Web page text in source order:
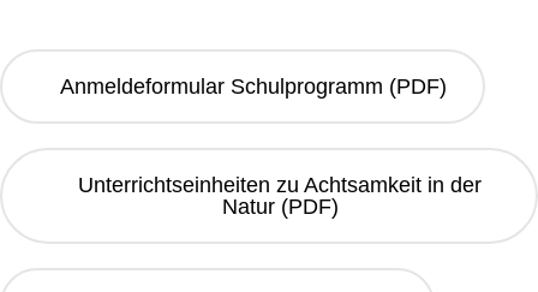
Anmeldeformular Schulprogramm (PDF)
Unterrichtseinheiten zu Achtsamkeit in der
Natur (PDF)